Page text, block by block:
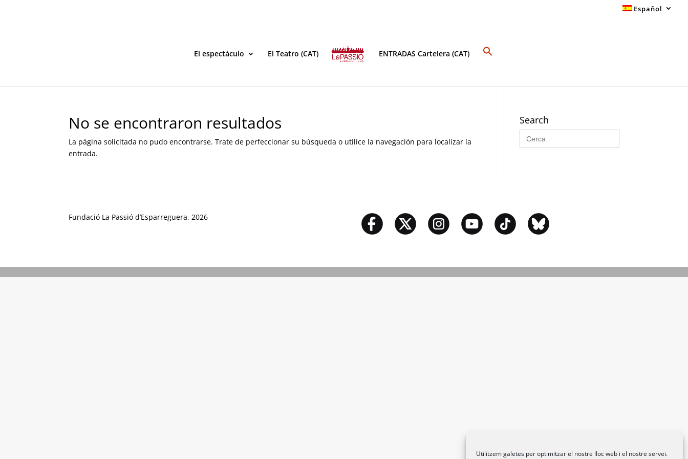
Utilitzem galetes per optimitzar el nostre lloc web i el nostre servei.
Español
El espectáculo El Teatro (CAT) ENTRADAS Cartelera (CAT)
No se encontraron resultados
La página solicitada no pudo encontrarse. Trate de perfeccionar su búsqueda o utilice la navegación para localizar la
entrada.
Search
Buscar:
Fundació La Passió d’Esparreguera, 2026